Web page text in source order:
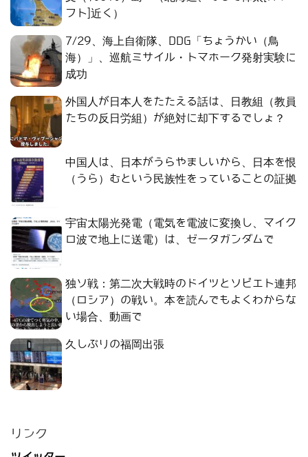
フト]近く）
7/29、海上自衛隊、DDG「ちょうかい（鳥
海）」、巡航ミサイル・トマホーク発射実験に
成功
外国人が日本人をたたえる話は、日教組（教員
たちの反日労組）が絶対に却下するでしょ？
中国人は、日本がうらやましいから、日本を恨
（うら）むという民族性をっていることの証拠
宇宙太陽光発電（電気を電波に変換し、マイク
ロ波で地上に送電）は、ゼータガンダムで
独ソ戦：第二次大戦時のドイツとソビエト連邦
（ロシア）の戦い。本を読んでもよくわからな
い場合、動画で
久しぶりの福岡出張
リンク